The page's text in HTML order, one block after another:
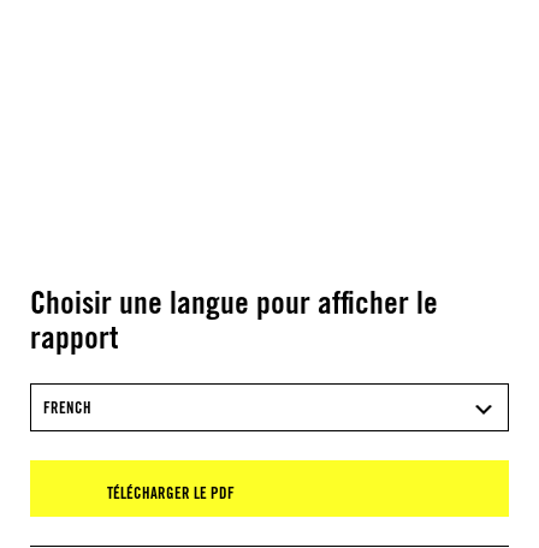
Choisir une langue pour afficher le
rapport
FRENCH
TÉLÉCHARGER LE PDF